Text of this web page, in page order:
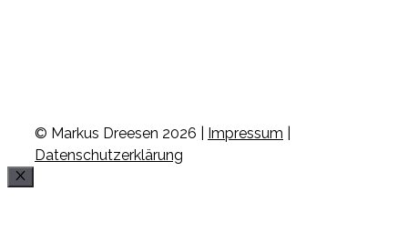
© Markus Dreesen 2026 | Impressum
Datenschutzerklärung
Schließen